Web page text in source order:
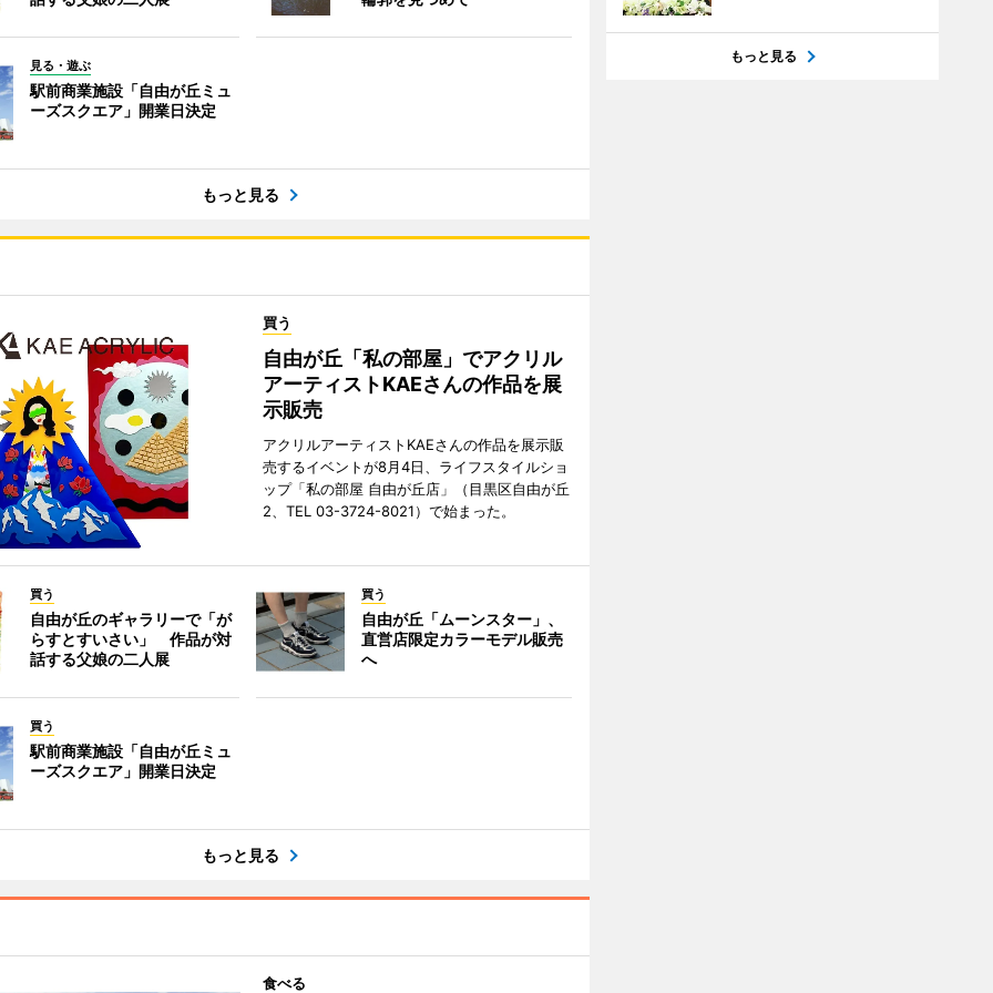
見る・遊ぶ
駅前商業施設「自由が丘ミュ
ーズスクエア」開業日決定
もっと見る
買う
自由が丘「私の部屋」でアクリル
アーティストKAEさんの作品を展
示販売
アクリルアーティストKAEさんの作品を展示販
売するイベントが8月4日、ライフスタイルショ
ップ「私の部屋 自由が丘店」（目黒区自由が丘
2、TEL 03-3724-8021）で始まった。
買う
自由が丘のギャラリーで「が
らすとすいさい」 作品が対
話する父娘の二人展
買う
自由が丘「ムーンスター」、
直営店限定カラーモデル販売
へ
買う
駅前商業施設「自由が丘ミュ
ーズスクエア」開業日決定
もっと見る
食べる
もっと見る